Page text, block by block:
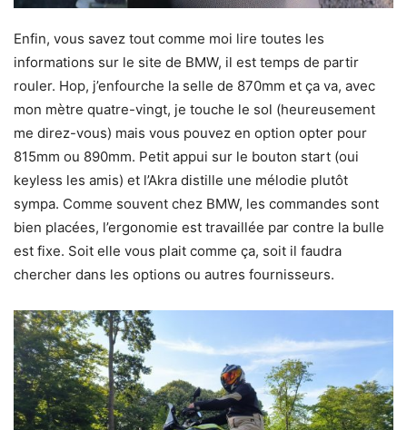
Enfin, vous savez tout comme moi lire toutes les
informations sur le site de BMW, il est temps de partir
rouler. Hop, j’enfourche la selle de 870mm et ça va, avec
mon mètre quatre-vingt, je touche le sol (heureusement
me direz-vous) mais vous pouvez en option opter pour
815mm ou 890mm. Petit appui sur le bouton start (oui
keyless les amis) et l’Akra distille une mélodie plutôt
sympa. Comme souvent chez BMW, les commandes sont
bien placées, l’ergonomie est travaillée par contre la bulle
est fixe. Soit elle vous plait comme ça, soit il faudra
chercher dans les options ou autres fournisseurs.